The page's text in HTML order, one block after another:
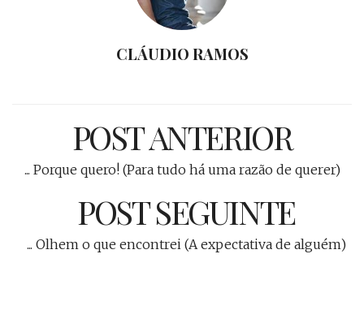
CLÁUDIO RAMOS
POST ANTERIOR
... Porque quero! (Para tudo há uma razão de querer)
POST SEGUINTE
... Olhem o que encontrei (A expectativa de alguém)